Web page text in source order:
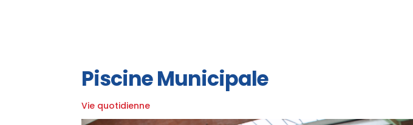
Piscine Municipale
Vie quotidienne